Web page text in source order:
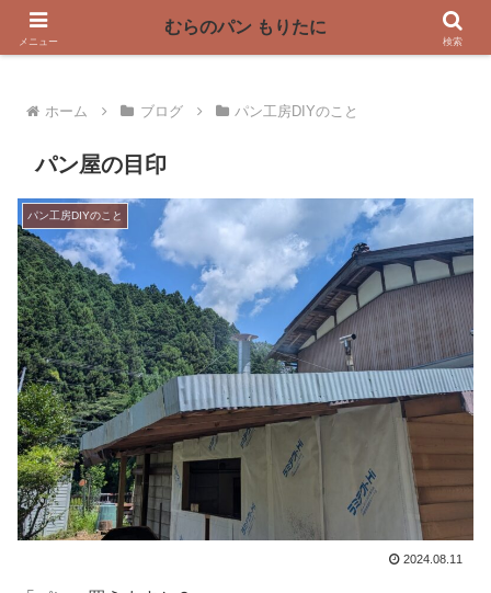
〜奈良県曽爾村の薪窯パン屋〜
ホーム ブログ パン工房DIYのこと
パン屋の目印
パン工房DIYのこと
2024.08.11
メニュー
むらのパン もりたに
検索